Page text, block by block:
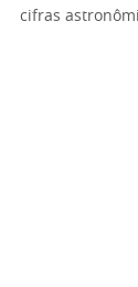
cifras